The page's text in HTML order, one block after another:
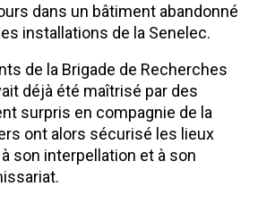
dans un bâtiment abandonné
installations de la Senelec.
de la Brigade de Recherches
déjà été maîtrisé par des
surpris en compagnie de la
ont alors sécurisé les lieux
son interpellation et à son